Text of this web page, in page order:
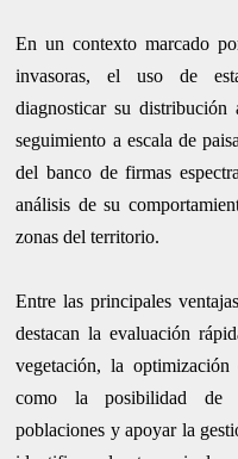
En un contexto marcado
invasoras, el uso de
diagnosticar su
seguimiento a escala de
del banco de firmas
análisis de su
zonas del territorio.
Entre las principales
destacan la evaluación
vegetación, la
como la posibilidad de
poblaciones y apoyar la